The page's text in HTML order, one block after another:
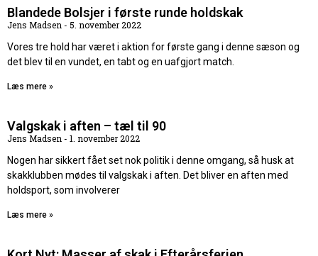
Blandede Bolsjer i første runde holdskak
Jens Madsen
5. november 2022
Vores tre hold har været i aktion for første gang i denne sæson og
det blev til en vundet, en tabt og en uafgjort match.
Læs mere »
Valgskak i aften – tæl til 90
Jens Madsen
1. november 2022
Nogen har sikkert fået set nok politik i denne omgang, så husk at
skakklubben mødes til valgskak i aften. Det bliver en aften med
holdsport, som involverer
Læs mere »